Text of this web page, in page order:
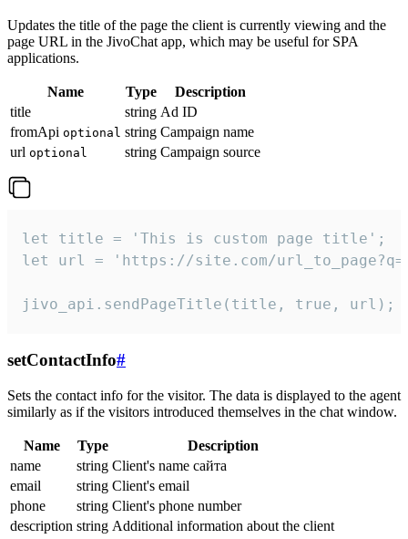
Updates the title of the page the client is currently viewing and the
page URL in the JivoChat app, which may be useful for SPA
applications.
Name Type
Description
title
string Ad ID
fromApi optional string Campaign name
url optional string Campaign source
let title = 'This is custom page title';
let url = 'https://site.com/
jivo_api.sendPageTitle(title, true, url);
setContactInfo#
Sets the contact info for the visitor. The data is displayed to the agent
similarly as if the visitors introduced themselves in the chat window.
Name Type
Description
name
string Client's name сайта
email
string Client's email
phone
string Client's phone number
description string Additional information about the client